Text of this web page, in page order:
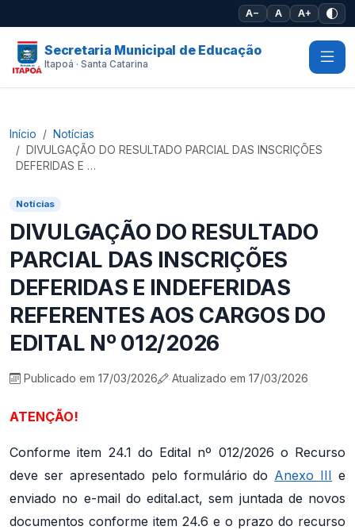
A− A A+
Secretaria Municipal de Educação
Itapoá · Santa Catarina
Início
Notícias
DIVULGAÇÃO DO RESULTADO PARCIAL DAS INSCRIÇÕES
DEFERIDAS E …
Notícias
DIVULGAÇÃO DO RESULTADO
PARCIAL DAS INSCRIÇÕES
DEFERIDAS E INDEFERIDAS
REFERENTES AOS CARGOS DO
EDITAL Nº 012/2026
Publicado em 17/03/2026 Atualizado em 17/03/2026
ATENÇÃO!
Conforme item 24.1 do Edital nº 012/2026 o Recurso
deve ser apresentado pelo formulário do Anexo III e
enviado no e-mail do edital.act, sem juntada de novos
documentos conforme item 24.6 e o prazo do recurso